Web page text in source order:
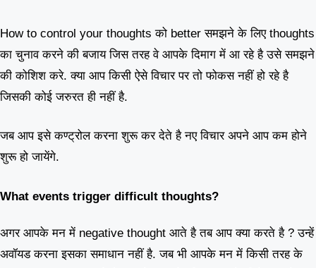
How to control your thoughts को better समझने के लिए thoughts
का चुनाव करने की बजाय जिस तरह वे आपके दिमाग में आ रहे है उसे समझने
की कोशिश करे. क्या आप किसी ऐसे विचार पर तो फोकस नहीं हो रहे है
जिसकी कोई जरुरत ही नहीं है.
जब आप इसे कण्ट्रोल करना शुरू कर देते है नए विचार अपने आप कम होने
शुरू हो जायेंगे.
What events trigger difficult thoughts?
अगर आपके मन में negative thought आते है तब आप क्या करते है ? उन्हें
अवॉयड करना इसका समाधान नहीं है. जब भी आपके मन में किसी तरह के